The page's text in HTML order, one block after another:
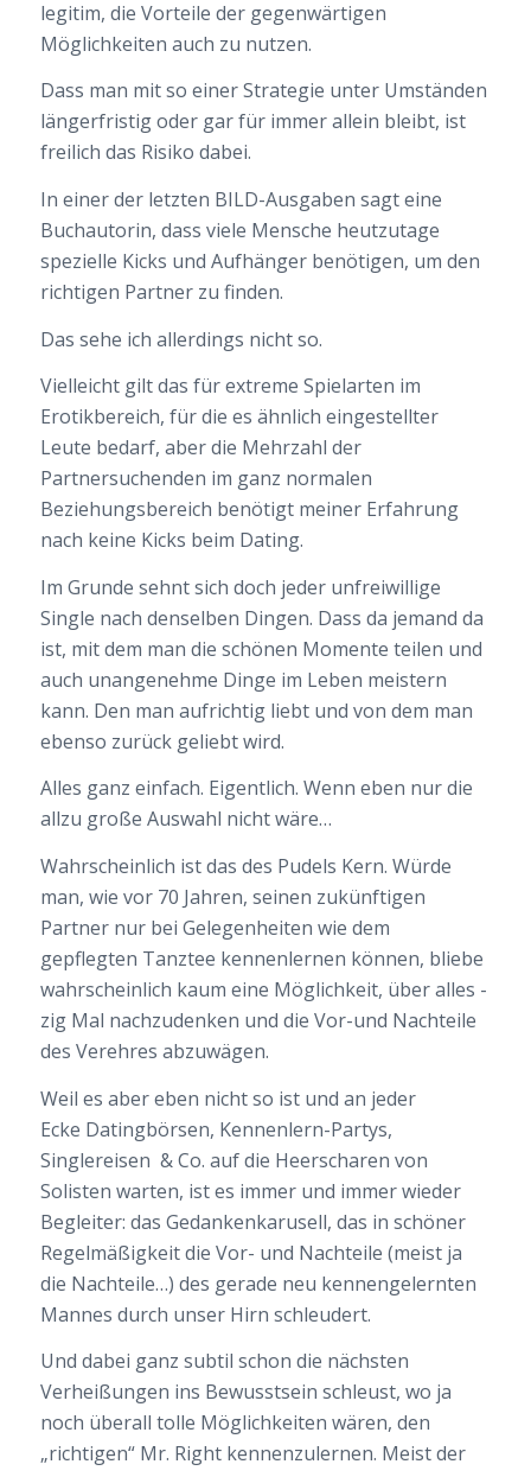
legitim, die Vorteile der gegenwärtigen
Möglichkeiten auch zu nutzen.
Dass man mit so einer Strategie unter Umständen
längerfristig oder gar für immer allein bleibt, ist
freilich das Risiko dabei.
In einer der letzten BILD-Ausgaben sagt eine
Buchautorin, dass viele Mensche heutzutage
spezielle Kicks und Aufhänger benötigen, um den
richtigen Partner zu finden.
Das sehe ich allerdings nicht so.
Vielleicht gilt das für extreme Spielarten im
Erotikbereich, für die es ähnlich eingestellter
Leute bedarf, aber die Mehrzahl der
Partnersuchenden im ganz normalen
Beziehungsbereich benötigt meiner Erfahrung
nach keine Kicks beim Dating.
Im Grunde sehnt sich doch jeder unfreiwillige
Single nach denselben Dingen. Dass da jemand da
ist, mit dem man die schönen Momente teilen und
auch unangenehme Dinge im Leben meistern
kann. Den man aufrichtig liebt und von dem man
ebenso zurück geliebt wird.
Alles ganz einfach. Eigentlich. Wenn eben nur die
allzu große Auswahl nicht wäre…
Wahrscheinlich ist das des Pudels Kern. Würde
man, wie vor 70 Jahren, seinen zukünftigen
Partner nur bei Gelegenheiten wie dem
gepflegten Tanztee kennenlernen können, bliebe
wahrscheinlich kaum eine Möglichkeit, über alles -
zig Mal nachzudenken und die Vor-und Nachteile
des Verehres abzuwägen.
Weil es aber eben nicht so ist und an jeder
Ecke Datingbörsen, Kennenlern-Partys,
Singlereisen & Co. auf die Heerscharen von
Solisten warten, ist es immer und immer wieder
Begleiter: das Gedankenkarusell, das in schöner
Regelmäßigkeit die Vor- und Nachteile (meist ja
die Nachteile…) des gerade neu kennengelernten
Mannes durch unser Hirn schleudert.
Und dabei ganz subtil schon die nächsten
Verheißungen ins Bewusstsein schleust, wo ja
noch überall tolle Möglichkeiten wären, den
„richtigen“ Mr. Right kennenzulernen. Meist der